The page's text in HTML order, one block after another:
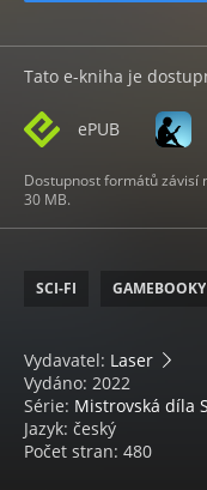
Tato e-kniha je
ePUB
Dostupnost formátů závisí
30 MB.
SCI-FI GAMEBOOKY
Vydavatel: Laser
Vydáno: 2022
Série: Mistrovská díla
Jazyk: český
Počet stran: 480